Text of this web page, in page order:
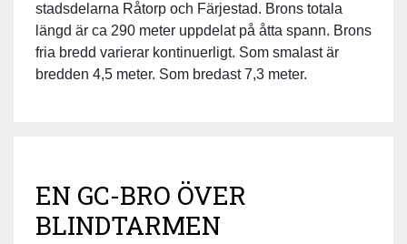
stadsdelarna Råtorp och Färjestad. Brons totala
längd är ca 290 meter uppdelat på åtta spann. Brons
fria bredd varierar kontinuerligt. Som smalast är
bredden 4,5 meter. Som bredast 7,3 meter.
EN GC-BRO ÖVER
BLINDTARMEN